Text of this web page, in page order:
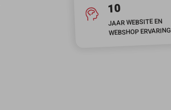
10
JAAR WEBSITE EN
WEBSHOP ERVARING